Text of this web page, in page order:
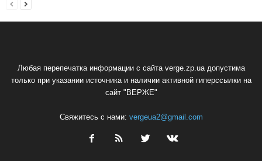
Любая перепечатка информации с сайта verge.zp.ua допустима
только при указании источника и наличии активной гиперссылки на
сайт "ВЕРЖЕ"
Свяжитесь с нами: vergeua2@gmail.com